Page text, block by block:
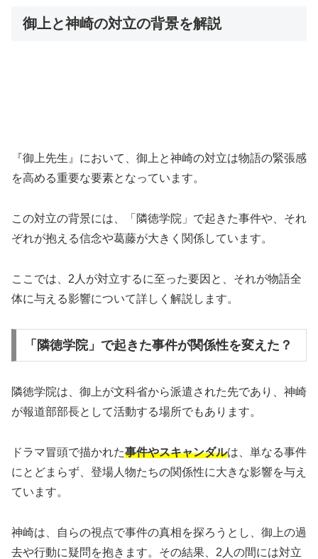
御上と神崎の対立の背景を解説
『御上先生』において、御上と神崎の対立は物語の緊張感
を高める重要な要素となっています。
この対立の背景には、「隣徳学院」で起きた事件や、それ
ぞれが抱える信念や葛藤が大きく関係しています。
ここでは、2人が対立するに至った要因と、それが物語全
体に与える影響について詳しく解説します。
「隣徳学院」で起きた事件が関係性を変えた？
隣徳学院は、御上が文科省から派遣された先であり、神崎
が報道部部長として活動する場所でもあります。
ドラマ冒頭で描かれた事件やスキャンダルは、単なる事件
にとどまらず、登場人物たちの関係性に大きな影響を与え
ています。
神崎は、自らの視点で事件の真相を探ろうとし、御上の過
去や行動に疑問を抱きます。その結果、2人の間には対立